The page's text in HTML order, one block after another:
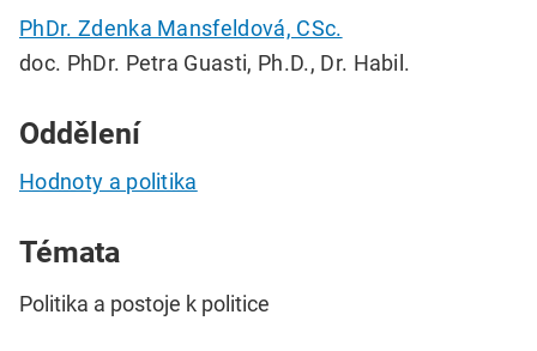
PhDr. Zdenka Mansfeldová, CSc.
doc. PhDr. Petra Guasti, Ph.D., Dr. Habil.
Oddělení
Hodnoty a politika
Témata
Politika a postoje k politice